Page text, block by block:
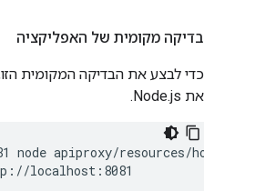
בדיקה מקומית של האפליקציה
כדי לבצע את הבדיקה המקומית
את Node.js.
node apiproxy/resources/
localhost:8081